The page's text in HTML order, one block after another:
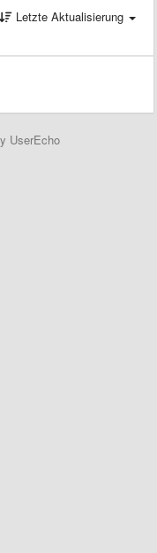
Letzte Aktualisierung
UserEcho